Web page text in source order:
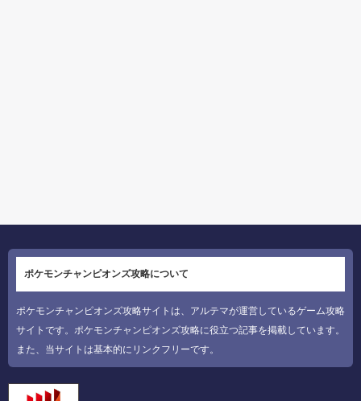
ポケモンチャンピオンズ攻略について
ポケモンチャンピオンズ攻略サイトは、アルテマが運営しているゲーム攻略
サイトです。ポケモンチャンピオンズ攻略に役立つ記事を掲載しています。
また、当サイトは基本的にリンクフリーです。